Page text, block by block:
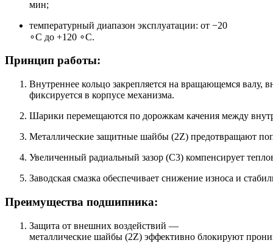
мин;
температурный диапазон эксплуатации: от −20
∘C до +120 ∘C.
Принцип работы:
Внутреннее кольцо закрепляется на вращающемся валу,
фиксируется в корпусе механизма.
Шарики перемещаются по дорожкам качения между
Металлические защитные шайбы (2Z) предотвращают
Увеличенный радиальный зазор (C3) компенсирует
Заводская смазка обеспечивает снижение износа и
Преимущества подшипника:
Защита от внешних воздействий —
металлические шайбы (2Z) эффективно блокируют